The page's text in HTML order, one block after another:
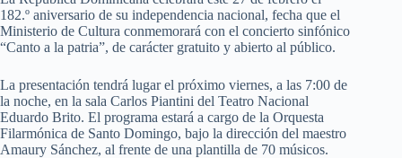
182.º aniversario de su independencia nacional, fecha que el
Ministerio de Cultura conmemorará con el concierto sinfónico
“Canto a la patria”, de carácter gratuito y abierto al público.
La presentación tendrá lugar el próximo viernes, a las 7:00 de
la noche, en la sala Carlos Piantini del Teatro Nacional
Eduardo Brito. El programa estará a cargo de la Orquesta
Filarmónica de Santo Domingo, bajo la dirección del maestro
Amaury Sánchez, al frente de una plantilla de 70 músicos.